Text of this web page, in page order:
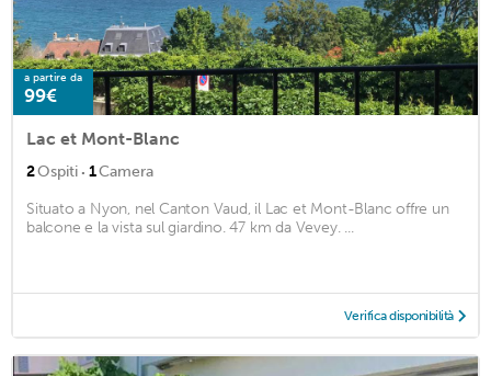
a partire da
99€
Lac et Mont-Blanc
2Ospiti · 1Camera
Situato a Nyon, nel Canton Vaud, il Lac et Mont-Blanc offre un
balcone e la vista sul giardino. 47 km da Vevey. ...
Verifica disponibilità